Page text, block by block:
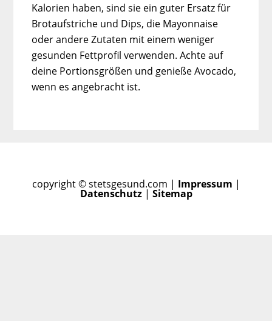
Kalorien haben, sind sie ein guter Ersatz für
Brotaufstriche und Dips, die Mayonnaise
oder andere Zutaten mit einem weniger
gesunden Fettprofil verwenden. Achte auf
deine Portionsgrößen und genieße Avocado,
wenn es angebracht ist.
copyright © stetsgesund.com | Impressum |
Datenschutz | Sitemap